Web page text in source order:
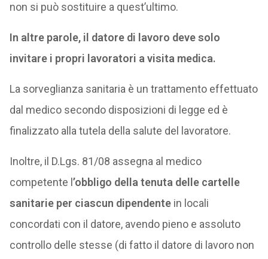
non si può sostituire a quest’ultimo.
In altre parole, il datore di lavoro deve solo
invitare i propri lavoratori a visita medica.
La sorveglianza sanitaria è un trattamento effettuato
dal medico secondo disposizioni di legge ed è
finalizzato alla tutela della salute del lavoratore.
Inoltre, il D.Lgs. 81/08 assegna al medico
competente l ’obbligo della tenuta delle cartelle
sanitarie per ciascun dipendentein locali
concordati con il datore, avendo pieno e assoluto
controllo delle stesse (di fatto il datore di lavoro non